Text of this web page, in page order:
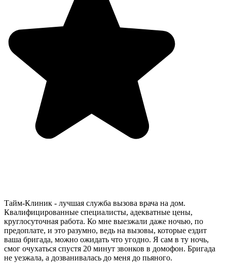
Тайм-Клиник - лучшая служба вызова врача на дом.
Квалифицированные специалисты, адекватные цены,
круглосуточная работа. Ко мне выезжали даже ночью, по
предоплате, и это разумно, ведь на вызовы, которые ездит
ваша бригада, можно ожидать что угодно. Я сам в ту ночь,
смог очухаться спустя 20 минут звонков в домофон. Бригада
не уезжала, а дозванивалась до меня до пьяного.